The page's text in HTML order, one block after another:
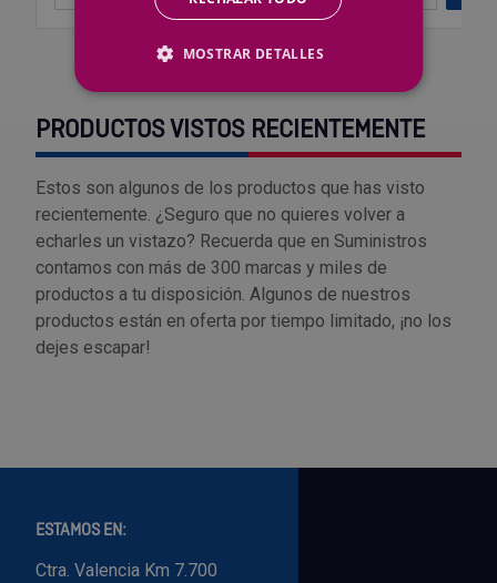
PRODUCTOS VISTOS RECIENTEMENTE
Estos son algunos de los productos que has visto
recientemente. ¿Seguro que no quieres volver a
echarles un vistazo? Recuerda que en Suministros
contamos con más de 300 marcas y miles de
productos a tu disposición. Algunos de nuestros
productos están en oferta por tiempo limitado, ¡no los
dejes escapar!
ESTAMOS EN:
Ctra. Valencia Km 7.700
MOSTRAR DETALLES